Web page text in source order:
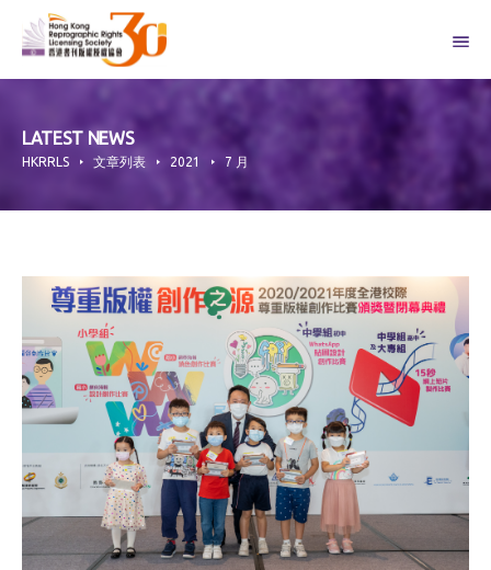
content
LATEST NEWS
HKRRLS 文章列表 2021 7 月